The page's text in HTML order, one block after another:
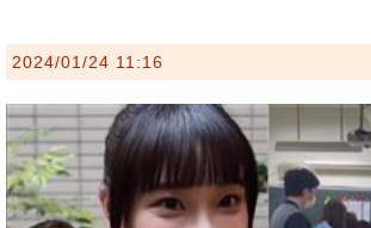
2024/01/24 11:16